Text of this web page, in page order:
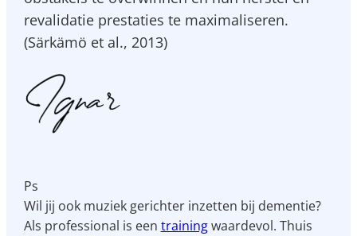
revalidatie prestaties te maximaliseren.
(Särkämö et al., 2013)
Ps
Wil jij ook muziek gerichter inzetten bij dementie?
Als professional is een trainingwaardevol. Thuis